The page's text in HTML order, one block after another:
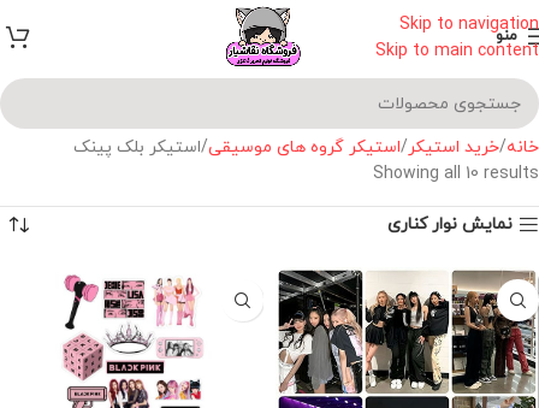
Skip to navigation
Skip to main content
منو
خانه خرید استیکر استیکر گروه های موسیقی استیکر بلک پینک
Showing all 10 results
نمایش نوار کناری